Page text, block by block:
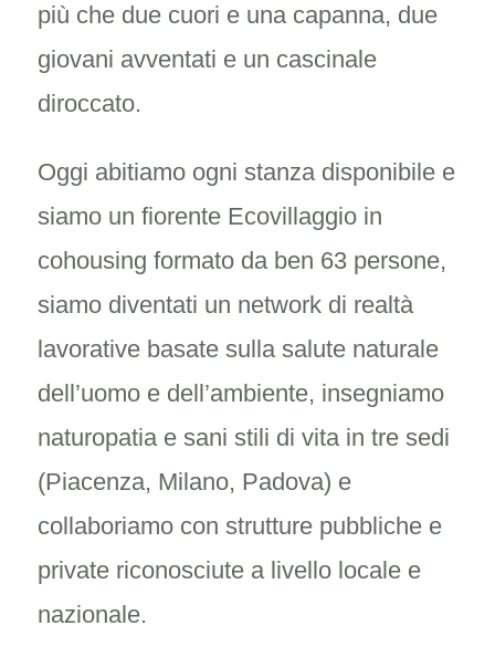
più che due cuori e una capanna, due
giovani avventati e un cascinale
diroccato.
Oggi abitiamo ogni stanza disponibile e
siamo un fiorente Ecovillaggio in
cohousing formato da ben 63 persone,
siamo diventati un network di realtà
lavorative basate sulla salute naturale
dell’uomo e dell’ambiente, insegniamo
naturopatia e sani stili di vita in tre sedi
(Piacenza, Milano, Padova) e
collaboriamo con strutture pubbliche e
private riconosciute a livello locale e
nazionale.